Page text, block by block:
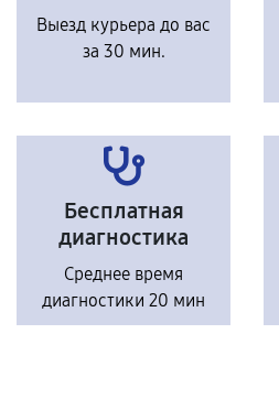
Выезд курьера до вас
за 30 мин.
Бесплатная
диагностика
Среднее время
диагностики 20 мин